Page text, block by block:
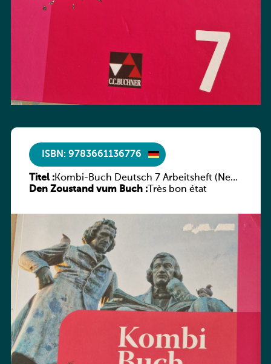
ISBN: 9783661136776
Titel :Kombi-Buch Deutsch 7 Arbeitsheft (Neue
Ausgabe Luxemburg)
Den Zoustand vum Buch :Très bon état